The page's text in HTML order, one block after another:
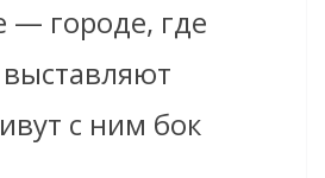
— городе, где
с ним бок